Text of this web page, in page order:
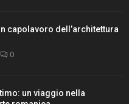
capolavoro dell’architettura
0
un viaggio nella